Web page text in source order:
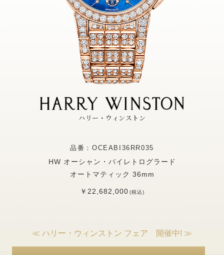
ハリー・ウィンストン
品番：OCEABI36RR035
HW オーシャン・バイレトログラード
オートマティック 36mm
￥22,682,000(税込)
≪ ハリー・ウィンストン フェア 開催中! ≫